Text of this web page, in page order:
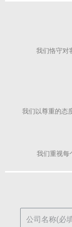
我们恪守对
我们以尊重的态
我们重视每